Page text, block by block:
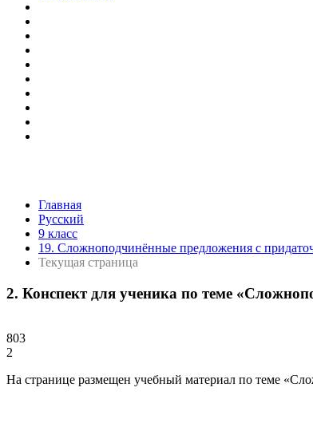
Главная
Русский
9 класс
19. Сложноподчинённые предложения с
Текущая страница
2. Конспект для ученика по теме
803
2
На странице размещен учебный материал по теме